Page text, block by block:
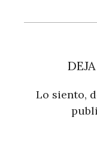
Lo siento,